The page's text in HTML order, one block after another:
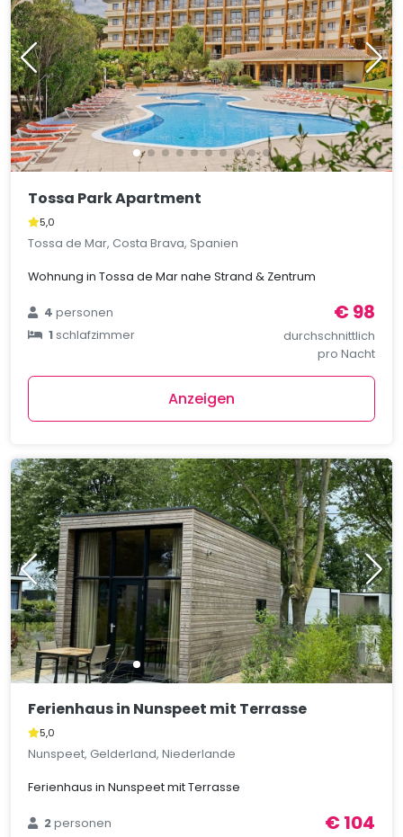
Tossa Park Apartment
5,0
Tossa de Mar, Costa Brava, Spanien
Wohnung in Tossa de Mar nahe Strand & Zentrum
4personen
1schlafzimmer
€ 98
durchschnittlich
pro Nacht
Anzeigen
Ferienhaus in Nunspeet mit Terrasse
5,0
Nunspeet, Gelderland, Niederlande
Ferienhaus in Nunspeet mit Terrasse
2personen
€ 104